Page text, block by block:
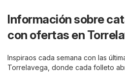
Información sobre
con ofertas en
Inspiraos cada semana con las
Torrelavega, donde cada folleto